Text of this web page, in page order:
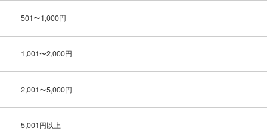
501〜1,000円
1,001〜2,000円
2,001〜5,000円
5,001円以上